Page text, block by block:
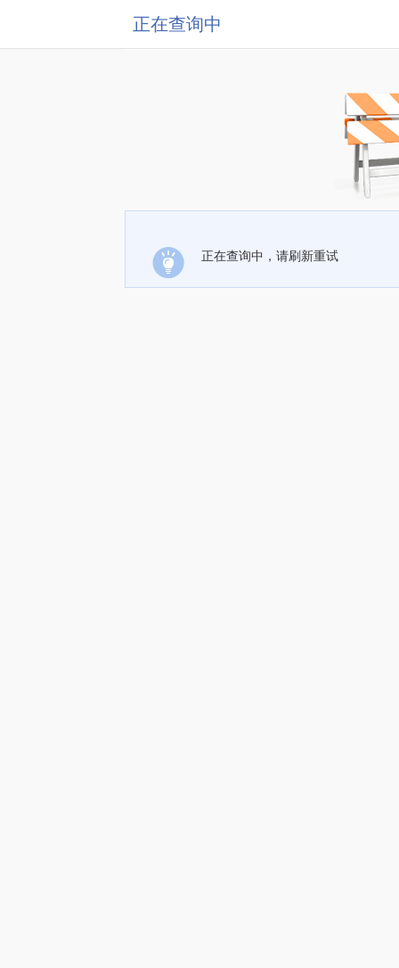
正在查询中
正在查询中，请刷新重试